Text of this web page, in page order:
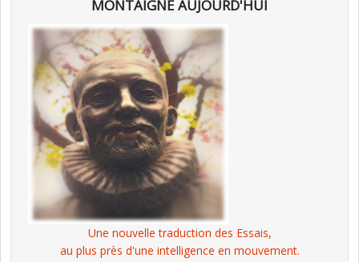
MONTAIGNE AUJOURD'HUI
Une nouvelle traduction des Essais,
au plus près d'une intelligence en mouvement.